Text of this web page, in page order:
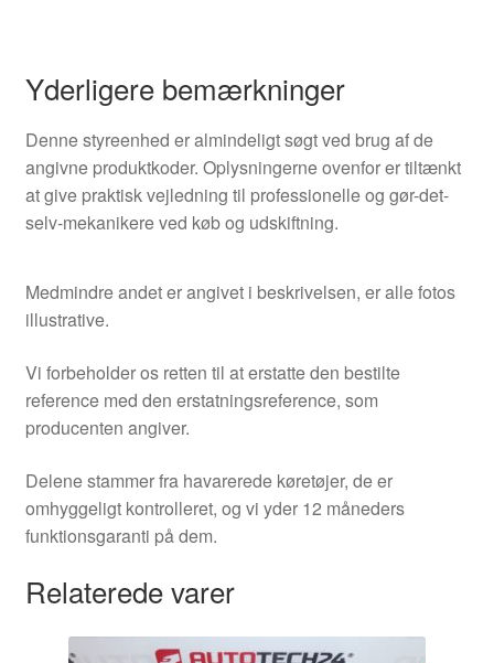
Yderligere bemærkninger
Denne styreenhed er almindeligt søgt ved brug af de
angivne produktkoder. Oplysningerne ovenfor er tiltænkt
at give praktisk vejledning til professionelle og gør-det-
selv-mekanikere ved køb og udskiftning.
Medmindre andet er angivet i beskrivelsen, er alle fotos
illustrative.
Vi forbeholder os retten til at erstatte den bestilte
reference med den erstatningsreference, som
producenten angiver.
Delene stammer fra havarerede køretøjer, de er
omhyggeligt kontrolleret, og vi yder 12 måneders
funktionsgaranti på dem.
Relaterede varer